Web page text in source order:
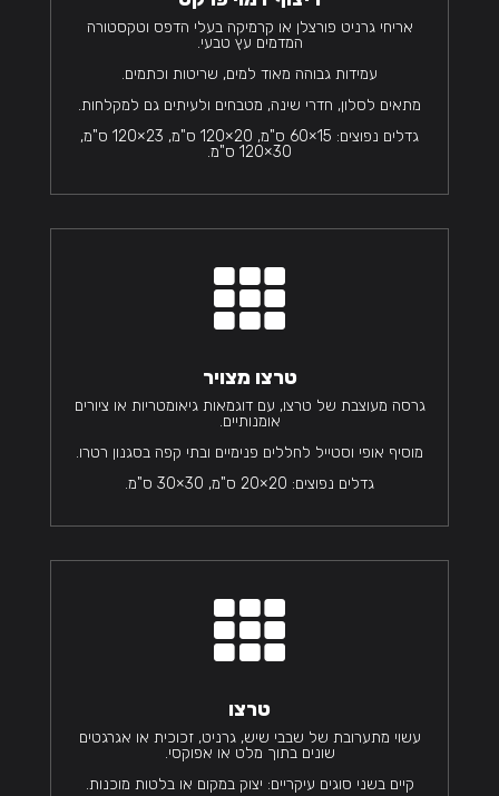
אריחי גרניט פורצלן או קרמיקה בעלי הדפס וטקסטורה
המדמים עץ טבעי.
עמידות גבוהה מאוד למים, שריטות וכתמים.
מתאים לסלון, חדרי שינה, מטבחים ולעיתים גם למקלחות.
גדלים נפוצים: 15×60 ס"מ, 20×120 ס"מ, 23×120 ס"מ,
30×120 ס"מ.

טרצו מצויר
גרסה מעוצבת של טרצו, עם דוגמאות גיאומטריות או ציורים
אומנותיים.
מוסיף אופי וסטייל לחללים פנימיים ובתי קפה בסגנון רטרו.
גדלים נפוצים: 20×20 ס"מ, 30×30 ס"מ.

טרצו
עשוי מתערובת של שבבי שיש, גרניט, זכוכית או אגרגטים
שונים בתוך מלט או אפוקסי.
קיים בשני סוגים עיקריים: יצוק במקום או בלטות מוכנות.